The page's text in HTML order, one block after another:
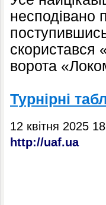
несподівано
скористався
ворота
Турнірні
12 квітня 2025
http://uaf.ua